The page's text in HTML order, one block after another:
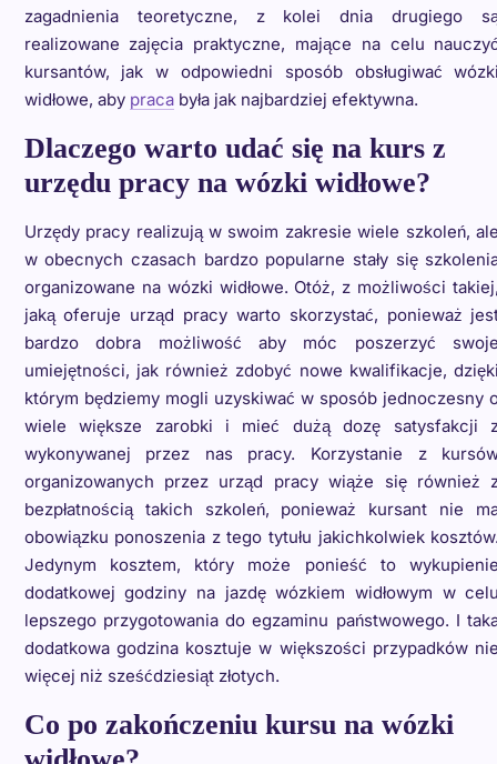
zagadnienia teoretyczne, z kolei dnia drugiego
realizowane zajęcia praktyczne, mające na celu
kursantów, jak w odpowiedni sposób obsługiwać
widłowe, aby pracabyła jak najbardziej efektywna.
Dlaczego warto udać się na kurs z
urzędu pracy na wózki widłowe?
Urzędy pracy realizują w swoim zakresie wiele szkoleń,
w obecnych czasach bardzo popularne stały się
organizowane na wózki widłowe. Otóż, z możliwości
jaką oferuje urząd pracy warto skorzystać, ponieważ
bardzo dobra możliwość aby móc poszerzyć
umiejętności, jak również zdobyć nowe kwalifikacje,
którym będziemy mogli uzyskiwać w sposób jednoczesny
wiele większe zarobki i mieć dużą dozę satysfakcji
wykonywanej przez nas pracy. Korzystanie z
organizowanych przez urząd pracy wiąże się również
bezpłatnością takich szkoleń, ponieważ kursant nie
obowiązku ponoszenia z tego tytułu jakichkolwiek
Jedynym kosztem, który może ponieść to
dodatkowej godziny na jazdę wózkiem widłowym w
lepszego przygotowania do egzaminu państwowego. I
dodatkowa godzina kosztuje w większości przypadków
więcej niż sześćdziesiąt złotych.
Co po zakończeniu kursu na wózki